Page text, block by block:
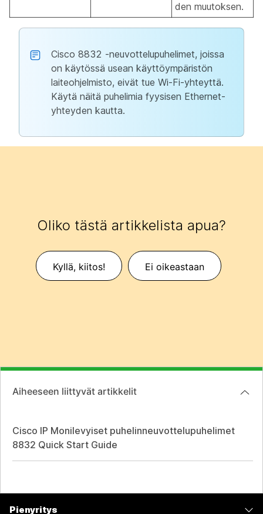
den muutoksen.
Cisco 8832 ‑neuvottelupuhelimet, joissa
on käytössä usean käyttöympäristön
laiteohjelmisto, eivät tue Wi-Fi-yhteyttä.
Käytä näitä puhelimia fyysisen Ethernet-
yhteyden kautta.
Oliko tästä artikkelista apua?
Kyllä, kiitos! Ei oikeastaan
Aiheeseen liittyvät artikkelit
Cisco IP Monilevyiset puhelinneuvottelupuhelimet
8832 Quick Start Guide
Pienyritys